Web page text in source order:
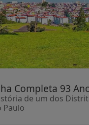
Completa 93
de um dos
Paulo